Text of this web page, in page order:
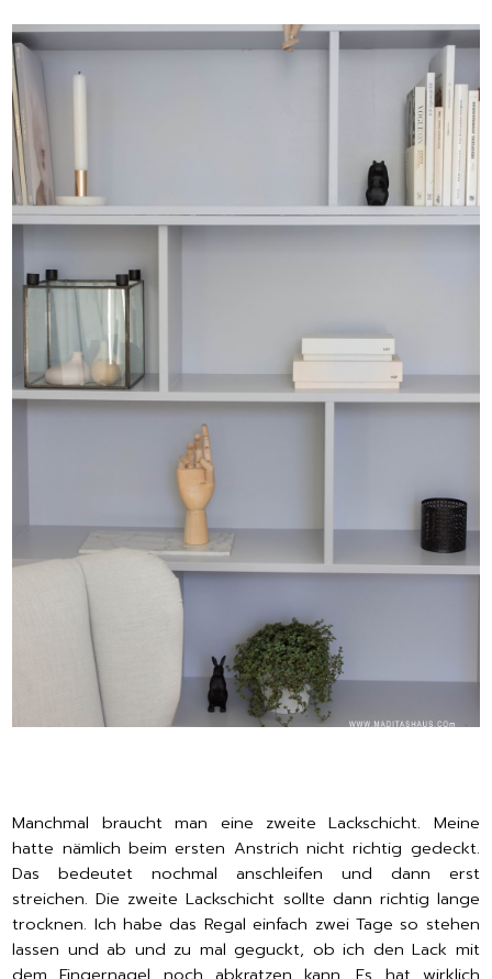
Manchmal braucht man eine zweite Lackschicht. Meine
hatte nämlich beim ersten Anstrich nicht richtig gedeckt.
Das bedeutet nochmal anschleifen und dann erst
streichen. Die zweite Lackschicht sollte dann richtig lange
trocknen. Ich habe das Regal einfach zwei Tage so stehen
lassen und ab und zu mal geguckt, ob ich den Lack mit